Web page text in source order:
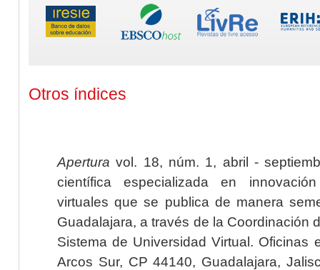
Otros índices
Apertura vol. 18, núm. 1, abril -
científica especializada en
virtuales que se publica de manera
Guadalajara, a través de la Coordinación
Sistema de Universidad Virtual. Oficinas
Arcos Sur, CP 44140, Guadalajara,